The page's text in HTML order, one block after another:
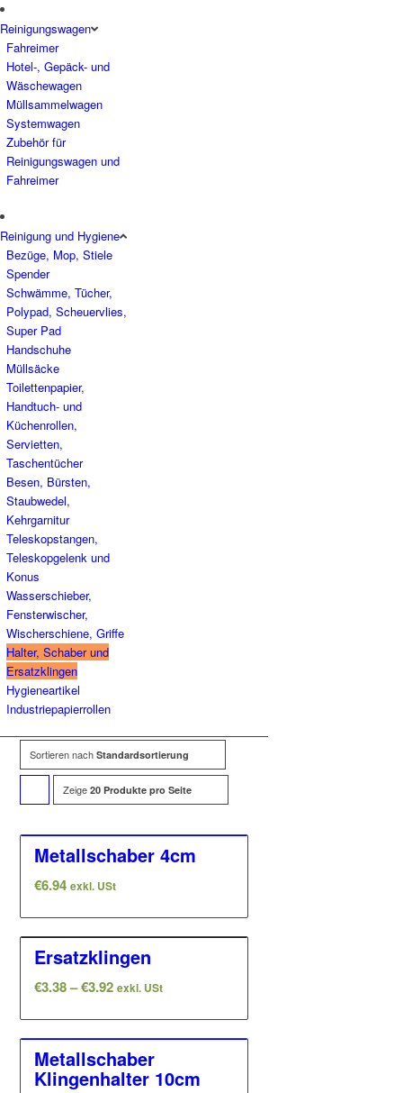
Reinigungswagen
Fahreimer
Hotel-, Gepäck- und
Wäschewagen
Müllsammelwagen
Systemwagen
Zubehör für
Reinigungswagen und
Fahreimer
Reinigung und Hygiene
Bezüge, Mop, Stiele
Spender
Schwämme, Tücher,
Polypad, Scheuervlies,
Super Pad
Handschuhe
Müllsäcke
Toilettenpapier,
Handtuch- und
Küchenrollen,
Servietten,
Taschentücher
Besen, Bürsten,
Staubwedel,
Kehrgarnitur
Teleskopstangen,
Teleskopgelenk und
Konus
Wasserschieber,
Fensterwischer,
Wischerschiene, Griffe
Halter, Schaber und
Ersatzklingen
Hygieneartikel
Industriepapierrollen
Sortieren nachStandardsortierung
Klicke,
Reihenfolge
Zeige20 Produkte pro Seite
Metallschaber 4cm
€6.94 exkl. USt
Ersatzklingen
€3.38–€3.92Preisspanne:
€3.92
exkl. USt
Metallschaber
Klingenhalter 10cm